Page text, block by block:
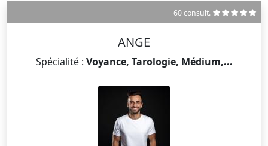
60 consult.
ANGE
Spécialité : Voyance, Tarologie, Médium,...